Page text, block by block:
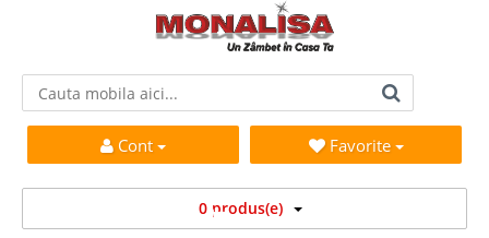
Cont Favorite
0 produs(e)